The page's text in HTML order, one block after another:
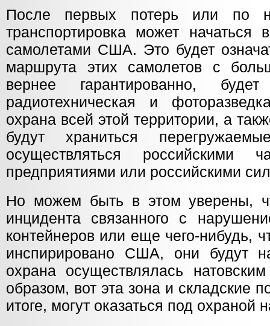
После первых потерь или по
транспортировка может начаться
самолетами США. Это будет
маршрута этих самолетов с
вернее гарантированно,
радиотехническая и
охрана всей этой территории, а
будут храниться
осуществляться российскими
предприятиями или российскими
Но можем быть в этом уверены,
инцидента связанного с
контейнеров или еще чего-нибудь,
инспирировано США, они будут
охрана осуществлялась
образом, вот эта зона и складские
итоге, могут оказаться под охраной